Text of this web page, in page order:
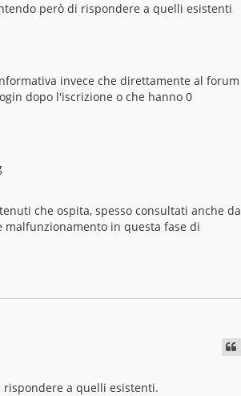
però di rispondere a quelli esistenti
invece che direttamente al forum
dopo l'iscrizione o che hanno 0
che ospita, spesso consultati anche da
malfunzionamento in questa fase di
rispondere a quelli esistenti.